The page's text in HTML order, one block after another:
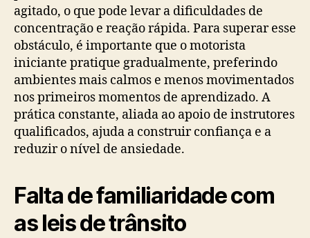
agitado, o que pode levar a dificuldades de
concentração e reação rápida. Para superar esse
obstáculo, é importante que o motorista
iniciante pratique gradualmente, preferindo
ambientes mais calmos e menos movimentados
nos primeiros momentos de aprendizado. A
prática constante, aliada ao apoio de instrutores
qualificados, ajuda a construir confiança e a
reduzir o nível de ansiedade.
Falta de familiaridade com
as leis de trânsito